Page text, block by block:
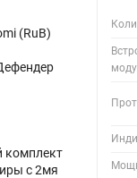
Ensystek уже
(RuB)
комплект
с 2мя